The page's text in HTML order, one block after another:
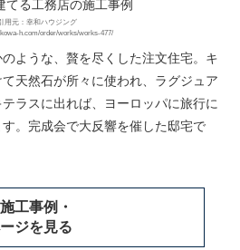
用元：幸和ハウジング
h.com/order/works/works-477/
ような、贅を尽くした注文住宅。キ
天然石が所々に使われ、ラグジュア
ラスに出れば、ヨーロッパに旅行に
。完成会で大反響を催した邸宅で
工事例・
ジを見る